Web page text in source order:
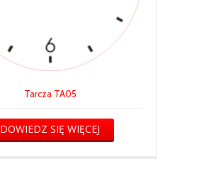
Tarcza TA05
DOWIEDZ SIĘ WIĘCEJ